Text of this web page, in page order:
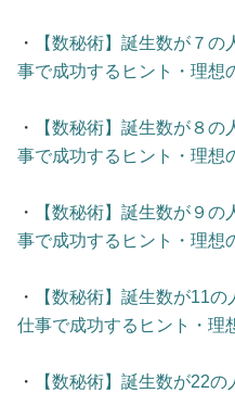
・
【数秘術】誕生数が７
事で成功するヒント・理想
・
【数秘術】誕生数が８
事で成功するヒント・理想
・
【数秘術】誕生数が９
事で成功するヒント・理想
・
【数秘術】誕生数が11
仕事で成功するヒント・理
・
【数秘術】誕生数が22